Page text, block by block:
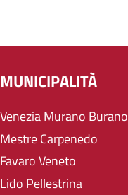
MUNICIPALITÀ
Venezia Murano Burano
Mestre Carpenedo
Favaro Veneto
Lido Pellestrina